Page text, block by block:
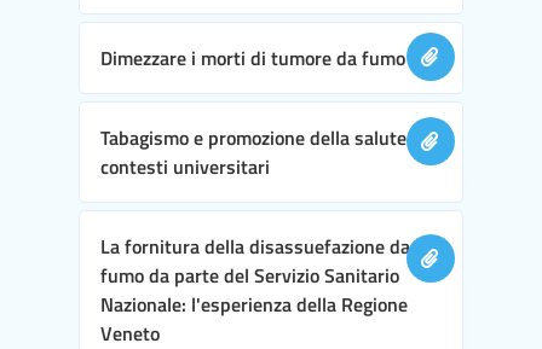
Dimezzare i morti di tumore da fumo
Tabagismo e promozione della salute nei
contesti universitari
La fornitura della disassuefazione da
fumo da parte del Servizio Sanitario
Nazionale: l'esperienza della Regione
Veneto